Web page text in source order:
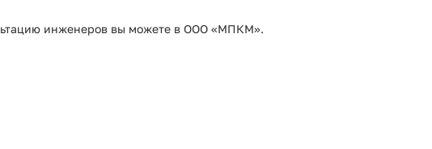
инженеров вы можете в ООО «МПКМ».